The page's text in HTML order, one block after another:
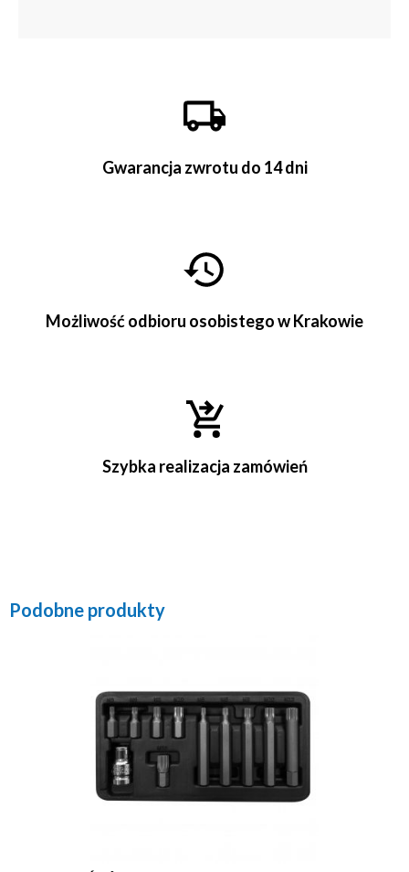
Gwarancja zwrotu do 14 dni
Możliwość odbioru osobistego w Krakowie
Szybka realizacja zamówień
Podobne produkty